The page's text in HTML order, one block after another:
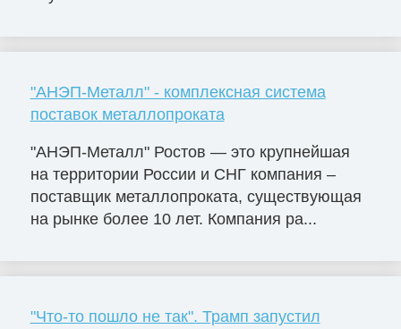
"АНЭП-Металл" - комплексная система
поставок металлопроката
"АНЭП-Металл" Ростов — это крупнейшая
на территории России и СНГ компания –
поставщик металлопроката, существующая
на рынке более 10 лет. Компания ра...
"Что-то пошло не так". Трамп запустил